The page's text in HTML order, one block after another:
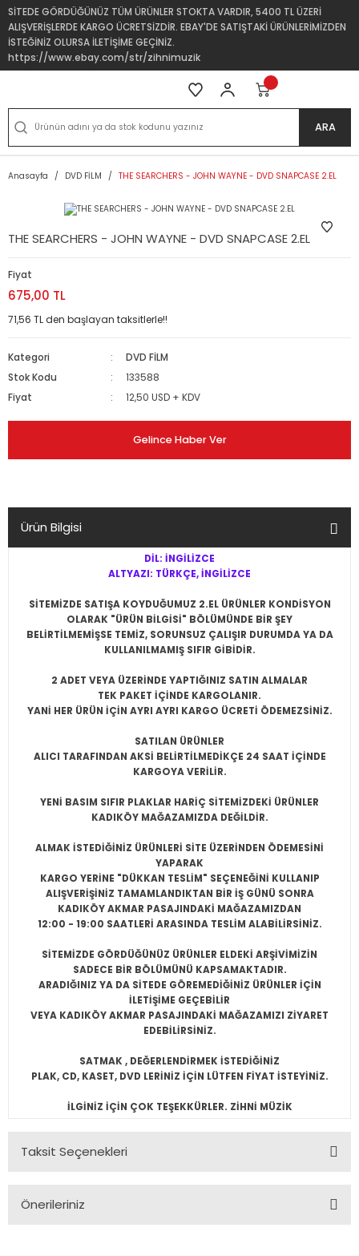
SİTEDE GÖRDÜĞÜNÜZ TÜM ÜRÜNLER STOKTA VARDIR, 5400 TL ÜZERİ
ALIŞVERİŞLERDE KARGO ÜCRETSİZDİR. EBAY'DE SATIŞTAKİ ÜRÜNLERİMİZDEN
İSTEĞİNİZ OLURSA İLETİŞİME GEÇİNİZ.
https://www.ebay.com/str/zihnimuzik
ARA
Anasayfa DVD FİLM THE SEARCHERS - JOHN WAYNE - DVD SNAPCASE 2.EL
THE SEARCHERS - JOHN WAYNE - DVD SNAPCASE 2.EL
Fiyat
675,00 TL
71,56 TL den başlayan taksitlerle!!
Kategori
DVD FİLM
Stok Kodu
133588
Fiyat
12,50 USD + KDV
Gelince Haber Ver
Ürün Bilgisi
DİL: İNGİLİZCE
ALTYAZI: TÜRKÇE, İNGİLİZCE
SİTEMİZDE SATIŞA KOYDUĞUMUZ 2.EL ÜRÜNLER KONDİSYON
OLARAK "ÜRÜN BİLGİSİ" BÖLÜMÜNDE BİR ŞEY
BELİRTİLMEMİŞSE TEMİZ, SORUNSUZ ÇALIŞIR DURUMDA YA DA
KULLANILMAMIŞ SIFIR GİBİDİR.
2 ADET VEYA ÜZERİNDE YAPTIĞINIZ SATIN ALMALAR
TEK PAKET İÇİNDE KARGOLANIR.
YANİ HER ÜRÜN İÇİN AYRI AYRI KARGO ÜCRETİ ÖDEMEZSİNİZ.
SATILAN ÜRÜNLER
ALICI TARAFINDAN AKSİ BELİRTİLMEDİKÇE 24 SAAT İÇİNDE
KARGOYA VERİLİR.
YENİ BASIM SIFIR PLAKLAR HARİÇ SİTEMİZDEKİ ÜRÜNLER
KADIKÖY MAĞAZAMIZDA DEĞİLDİR.
ALMAK İSTEDİĞİNİZ ÜRÜNLERİ SİTE ÜZERİNDEN ÖDEMESİNİ
YAPARAK
KARGO YERİNE "DÜKKAN TESLİM" SEÇENEĞİNİ KULLANIP
ALIŞVERİŞİNİZ TAMAMLANDIKTAN BİR İŞ GÜNÜ SONRA
KADIKÖY AKMAR PASAJINDAKİ MAĞAZAMIZDAN
12:00 - 19:00 SAATLERİ ARASINDA TESLİM ALABİLİRSİNİZ.
SİTEMİZDE GÖRDÜĞÜNÜZ ÜRÜNLER ELDEKİ ARŞİVİMİZİN
SADECE BİR BÖLÜMÜNÜ KAPSAMAKTADIR.
ARADIĞINIZ YA DA SİTEDE GÖREMEDİĞİNİZ ÜRÜNLER İÇİN
İLETİŞİME GEÇEBİLİR
VEYA KADIKÖY AKMAR PASAJINDAKİ MAĞAZAMIZI ZİYARET
EDEBİLİRSİNİZ.
SATMAK , DEĞERLENDİRMEK İSTEDİĞİNİZ
PLAK, CD, KASET, DVD LERİNİZ İÇİN LÜTFEN FİYAT İSTEYİNİZ.
İLGİNİZ İÇİN ÇOK TEŞEKKÜRLER. ZİHNİ MÜZİK
Taksit Seçenekleri
Önerileriniz